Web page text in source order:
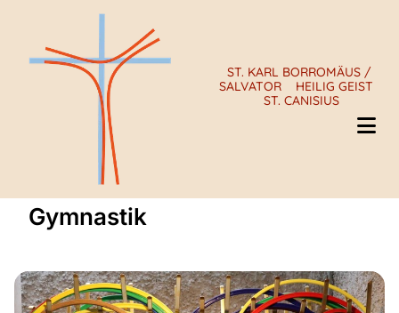
ST. KARL BORROMÄUS /
SALVATOR
HEILIG GEIST
ST. CANISIUS
Gymnastik